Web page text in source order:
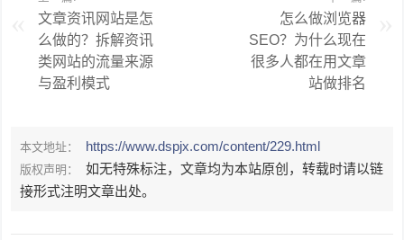
文章资讯网站是怎
么做的？拆解资讯
类网站的流量来源
与盈利模式
怎么做浏览器
SEO？为什么现在
很多人都在用文章
站做排名
本文地址： https://www.dspjx.com/content/229.html
版权声明：
如无特殊标注，文章均为本站原创，转载时请以链
接形式注明文章出处。